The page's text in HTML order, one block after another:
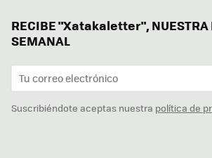
RECIBE "Xatakaletter", NUESTRA
SEMANAL
Suscribiéndote aceptas nuestra política de